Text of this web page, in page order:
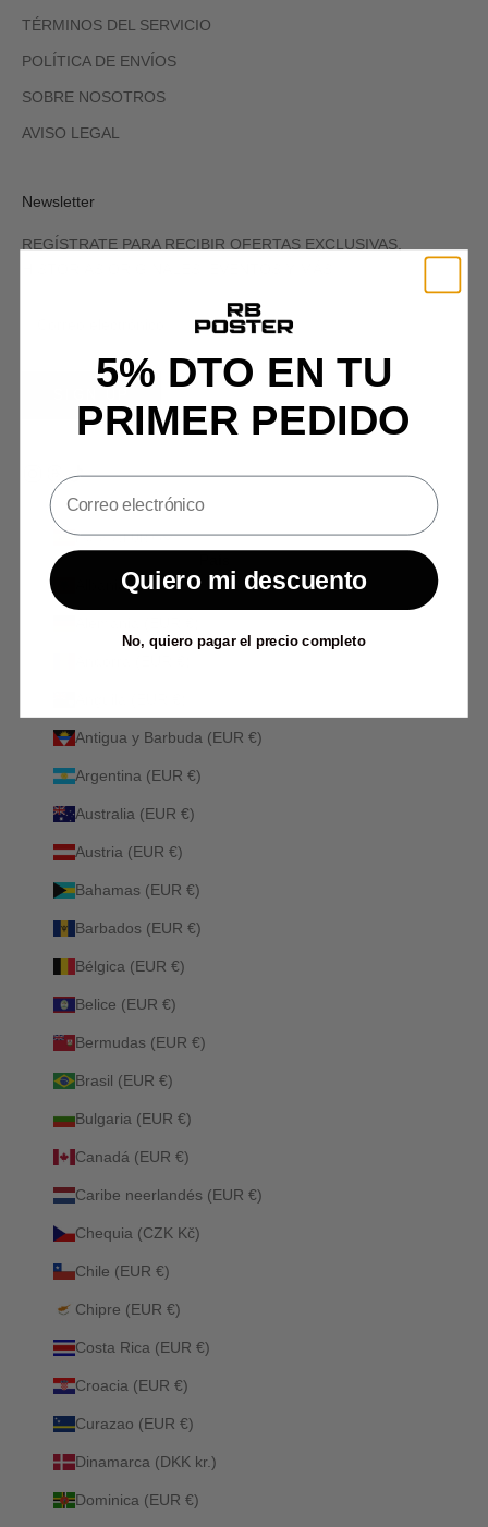
TÉRMINOS DEL SERVICIO
POLÍTICA DE ENVÍOS
SOBRE NOSOTROS
AVISO LEGAL
Newsletter
REGÍSTRATE PARA RECIBIR OFERTAS EXCLUSIVAS,
España (EUR €)
Albania (ALL L)
Antigua y Barbuda (EUR €)
Argentina (EUR €)
Australia (EUR €)
Austria (EUR €)
Bahamas (EUR €)
Barbados (EUR €)
Bélgica (EUR €)
Belice (EUR €)
Bermudas (EUR €)
Brasil (EUR €)
Bulgaria (EUR €)
Canadá (EUR €)
Caribe neerlandés (EUR €)
Chequia (CZK Kč)
Chile (EUR €)
Chipre (EUR €)
Costa Rica (EUR €)
Croacia (EUR €)
Curazao (EUR €)
Dinamarca (DKK kr.)
Dominica (EUR €)
5% DTO EN TU
PRIMER PEDIDO
Quiero mi descuento
No, quiero pagar el precio completo